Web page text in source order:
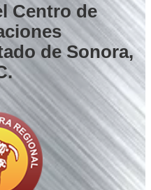
Centro de
de Sonora,